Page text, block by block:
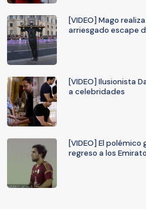
[VIDEO] Mago
arriesgado escape
[VIDEO] Ilusionista
a celebridades
[VIDEO] El
regreso a los